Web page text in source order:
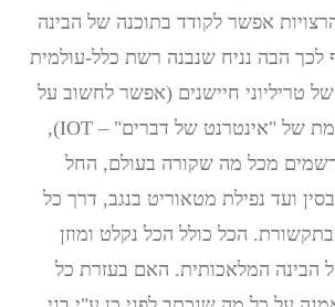
אפשר לקודד בתוכנה של הבינה
לכך הבה נניח שנבנה רשת כלל-עולמית
טריליוני חיישנים (אפשר לחשוב על
גירסה סופר-מתקדמת של "אינטרנט של דברים" – IOT),
מכל מה שקורה בעולם, החל
ועד נפילת מטאוריט בנגב, דרך כל
הכל כולל הכל נקלט ומוזן
הבינה המלאכותית. האם בעזרת כל